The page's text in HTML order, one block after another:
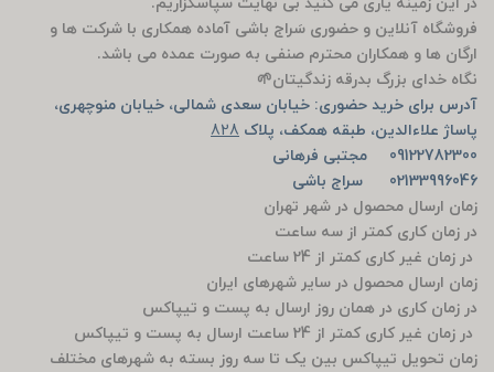
فروشگاه آنلاین و حضوری سَراج باشی آماده همکاری با شرکت ها و
ارگان ها و همکاران محترم صنفی به صورت عمده می باشد.
نگاه خدای بزرگ بدرقه زندگیتان🌱
آدرس برای خرید حضوری: خیابان سعدی شمالی، خیابان منوچهری،
پاساژ علاءالدین، طبقه همکف، پلاک 828
09122782300 مجتبی فرهانی
02133996046 سراج باشی
زمان ارسال محصول در شهر تهران
در زمان کاری کمتر از سه ساعت
در زمان غیر کاری کمتر از 24 ساعت
زمان ارسال محصول در سایر شهرهای ایران
در زمان کاری در همان روز ارسال به پست و تیپاکس
در زمان غیر کاری کمتر از 24 ساعت ارسال به پست و تیپاکس
زمان تحویل تیپاکس بین یک تا سه روز بسته به شهرهای مختلف